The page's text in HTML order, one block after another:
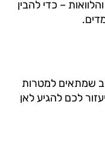
– כדי להבין
שמתאים למטרות
לכם להגיע לאן